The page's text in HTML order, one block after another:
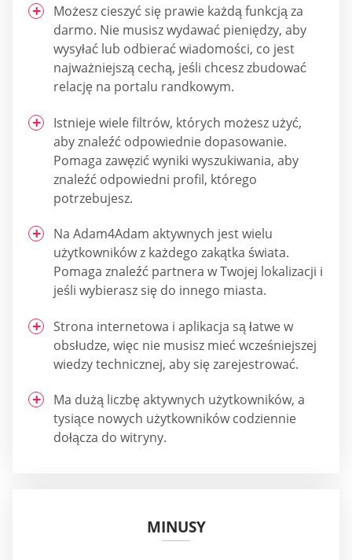
Możesz cieszyć się prawie każdą funkcją za
darmo. Nie musisz wydawać pieniędzy, aby
wysyłać lub odbierać wiadomości, co jest
najważniejszą cechą, jeśli chcesz zbudować
relację na portalu randkowym.
Istnieje wiele filtrów, których możesz użyć,
aby znaleźć odpowiednie dopasowanie.
Pomaga zawęzić wyniki wyszukiwania, aby
znaleźć odpowiedni profil, którego
potrzebujesz.
Na Adam4Adam aktywnych jest wielu
użytkowników z każdego zakątka świata.
Pomaga znaleźć partnera w Twojej lokalizacji i
jeśli wybierasz się do innego miasta.
Strona internetowa i aplikacja są łatwe w
obsłudze, więc nie musisz mieć wcześniejszej
wiedzy technicznej, aby się zarejestrować.
Ma dużą liczbę aktywnych użytkowników, a
tysiące nowych użytkowników codziennie
dołącza do witryny.
MINUSY